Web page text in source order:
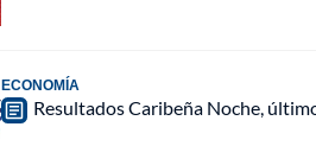
ECONOMÍA
Resultados Caribeña Noche,